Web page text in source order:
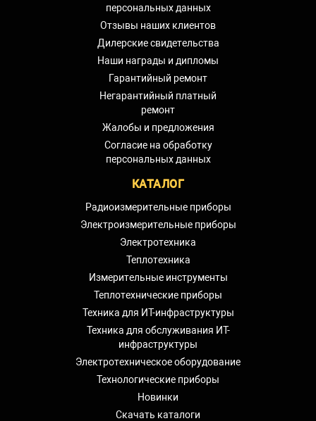
персональных данных
Отзывы наших клиентов
Дилерские свидетельства
Наши награды и дипломы
Гарантийный ремонт
Негарантийный платный
ремонт
Жалобы и предложения
Согласие на обработку
персональных данных
КАТАЛОГ
Радиоизмерительные приборы
Электроизмерительные приборы
Электротехника
Теплотехника
Измерительные инструменты
Теплотехнические приборы
Техника для ИТ-инфраструктуры
Техника для обслуживания ИТ-
инфраструктуры
Электротехническое оборудование
Технологические приборы
Новинки
Скачать каталоги